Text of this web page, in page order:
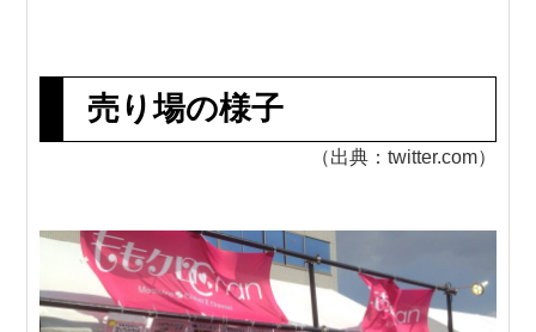
売り場の様子
（出典：twitter.com）